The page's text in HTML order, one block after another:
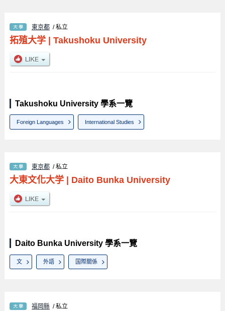
東京都 / 私立
拓殖大学| Takushoku University
Takushoku University 學系一覽
Foreign Languages International Studies
東京都 / 私立
大東文化大学| Daito Bunka University
Daito Bunka University 學系一覽
文 外語 国際關係
福岡縣 / 私立